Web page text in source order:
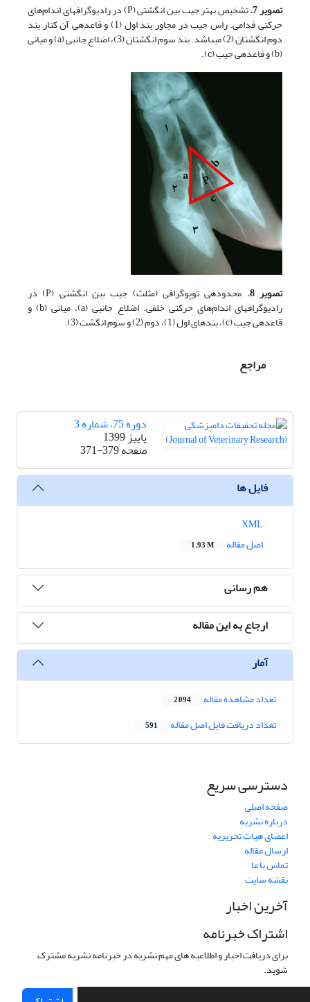
تصویر 7. تشخیص بهتر جیب بین انگشتی (P) در رادیوگراف­های اندام‌های
حرکتی قدامی. راس جیب در مجاور بند اول (1) و قاعده­ی آن کنار بند
دوم انگشتان (2) می­باشد. بند سوم انگشتان (3)، اضلاع جانبی (a) و میانی
(b) و قاعده­ی جیب (c).
تصویر 8. محدوده­ی توپوگرافی (مثلث) جیب بین انگشتی (P) در
رادیوگراف­های اندام‌های حرکتی خلفی. اضلاع جانبی (a)، میانی (b) و
قاعده­ی جیب (c)، بندهای اول (1)، دوم (2) و سوم انگشت (3).
مراجع
دوره 75، شماره 3
پاییز 1399
صفحه371-379
فایل ها
اصل مقاله
1.93 M
هم رسانی
ارجاع به این مقاله
آمار
تعداد مشاهده مقاله 2,094
تعداد دریافت فایل اصل مقاله 591
دسترسی سریع
صفحه اصلی
درباره نشریه
اعضای هیات تحریریه
ارسال مقاله
تماس با ما
نقشه سایت
آخرین اخبار
اشتراک خبرنامه
برای دریافت اخبار و اطلاعیه های مهم نشریه در خبرنامه نشریه مشترک
شوید.